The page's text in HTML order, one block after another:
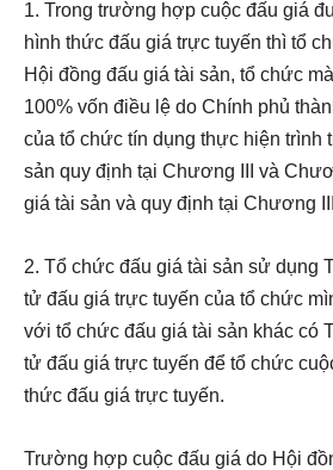
1. Trong trường hợp cuộc đấu giá
hình thức đấu giá trực tuyến thì tổ
Hội đồng đấu giá tài sản, tổ chức
100% vốn điều lệ do Chính phủ
của tổ chức tín dụng thực hiện trình
sản quy định tại Chương III và
giá tài sản và quy định tại Chương
2. Tổ chức đấu giá tài sản sử dụng
tử đấu giá trực tuyến của tổ chức
với tổ chức đấu giá tài sản khác có
tử đấu giá trực tuyến để tổ chức
thức đấu giá trực tuyến.
Trường hợp cuộc đấu giá do Hội